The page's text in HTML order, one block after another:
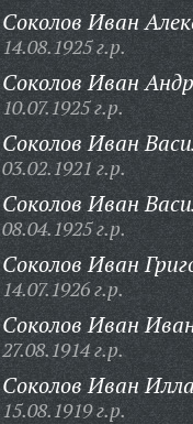
Соколов Иван
14.08.1925 г.р.
Соколов Иван
10.07.1925 г.р.
Соколов Иван
03.02.1921 г.р.
Соколов Иван
08.04.1925 г.р.
Соколов Иван
14.07.1926 г.р.
Соколов Иван
27.08.1914 г.р.
Соколов Иван
15.08.1919 г.р.